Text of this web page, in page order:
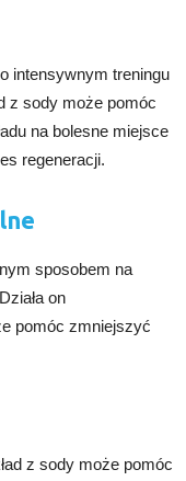
intensywnym treningu
z sody może pomóc
na bolesne miejsce
regeneracji.
sposobem na
on
pomóc zmniejszyć
z sody może pomóc